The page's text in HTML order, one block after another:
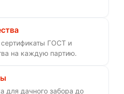
ГОСТ и
на каждую партию.
для дачного забора до